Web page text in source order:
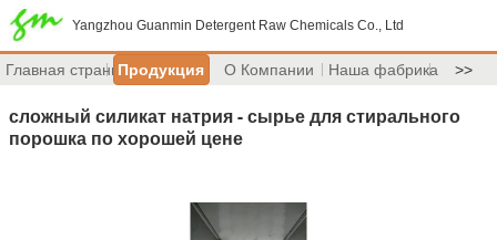
Yangzhou Guanmin Detergent Raw Chemicals Co., Ltd
Главная страницаПродукция О Компании Наша фабрика >>
сложный силикат натрия - сырье для стирального
порошка по хорошей цене